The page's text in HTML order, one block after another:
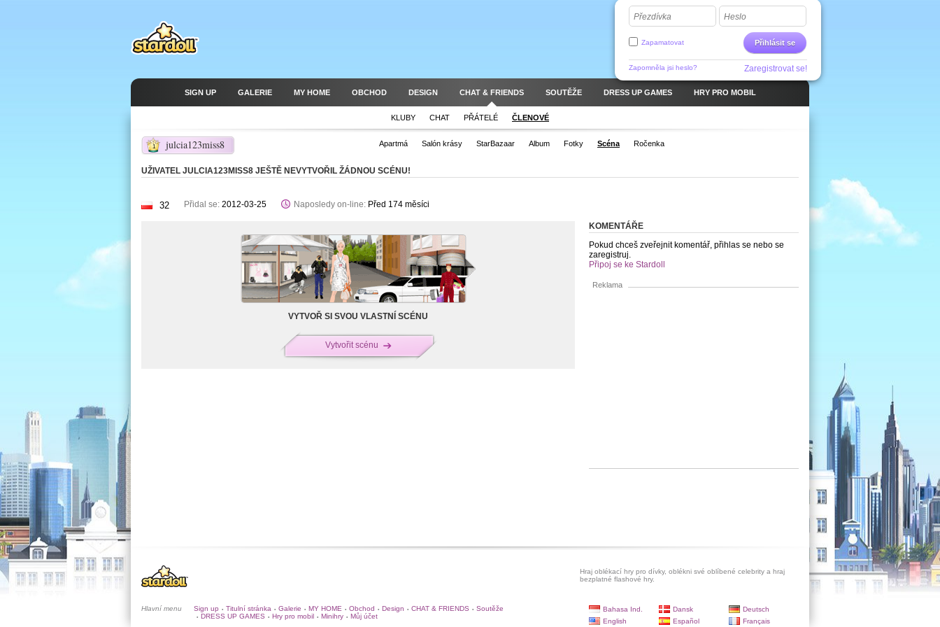
Přezdívka Heslo
Přihlásit se
Zapamatovat
Zapomněla jsi heslo? Zaregistrovat se!
SIGN UP GALERIE MY HOME OBCHOD DESIGN CHAT & FRIENDS SOUTĚŽE DRESS UP GAMES HRY PRO MOBIL
KLUBY CHAT PŘÁTELÉ ČLENOVÉ
julcia123miss8
1 Apartmá Salón krásy StarBazaar Album Fotky Scéna Ročenka
UŽIVATEL JULCIA123MISS8 JEŠTĚ NEVYTVOŘIL ŽÁDNOU SCÉNU!
32 Přidal se: 2012-03-25 Naposledy on-line: Před 174 měsíci
VYTVOŘ SI SVOU VLASTNÍ SCÉNU
Vytvořit scénu
KOMENTÁŘE
Pokud chceš zveřejnit komentář, přihlas se nebo se
zaregistruj.
Připoj se ke Stardoll
Reklama
Hraj oblékací hry pro dívky, oblékni své oblíbené celebrity a hraj
bezplatné flashové hry.
Hlavní menu Sign up • Titulní stránka • Galerie • MY HOME • Obchod • Design • CHAT & FRIENDS • Soutěže
• DRESS UP GAMES • Hry pro mobil • Minihry • Můj účet
Bahasa Ind. Dansk
Deutsch
English
Español Français